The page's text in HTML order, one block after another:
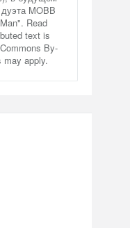
MOBB
Read
text is
By-
may apply.